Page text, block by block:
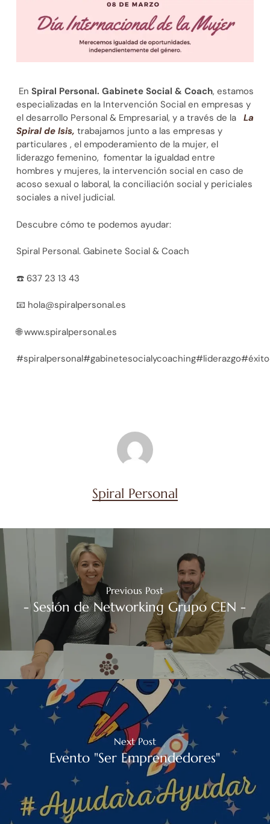
En Spiral Personal. Gabinete Social & Coach, estamos
especializadas en la Intervención Social en empresas y
el desarrollo Personal & Empresarial, y a través de la La
Spiral de Isis, trabajamos junto a las empresas y
particulares , el empoderamiento de la mujer, el
liderazgo femenino, fomentar la igualdad entre
hombres y mujeres, la intervención social en caso de
acoso sexual o laboral, la conciliación social y periciales
sociales a nivel judicial.
Descubre cómo te podemos ayudar:
Spiral Personal. Gabinete Social & Coach
☎️637 23 13 43
📧 hola@spiralpersonal.es
🌐www.spiralpersonal.es
Spiral Personal
Previous Post
- Sesión de Networking Grupo CEN -
Next Post
Evento "Ser Emprendedores"